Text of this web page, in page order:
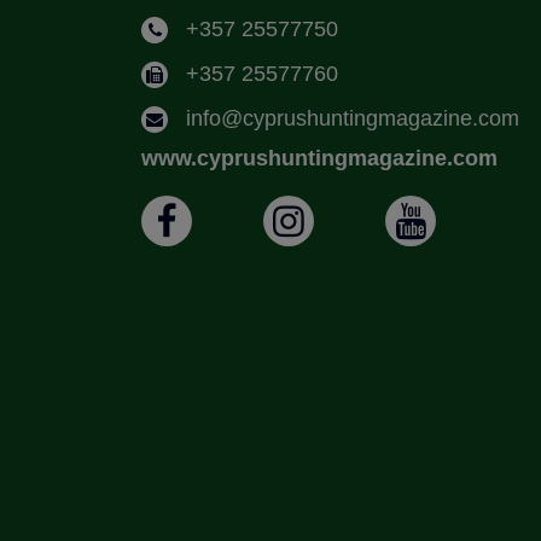
+357 25577750
+357 25577760
info@cyprushuntingmagazine.com
www.cyprushuntingmagazine.com